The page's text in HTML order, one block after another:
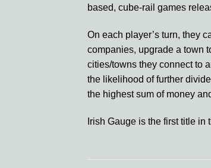
based, cube-rail games
On each player’s turn, they
companies, upgrade a town
cities/towns they connect to
the likelihood of further
the highest sum of money
Irish Gauge is the first title